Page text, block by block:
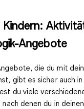
Kindern:
Angebote
die du mit
gibt es sicher auch
du viele
denen du in